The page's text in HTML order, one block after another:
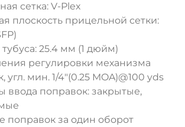
сетка: V-Plex
плоскость прицельной сетки:
25.4 мм (1 дюйм)
регулировки механизма
угл. мин. 1/4"(0.25 MOA)@100 yds
ввода поправок: закрытые,
поправок за один оборот